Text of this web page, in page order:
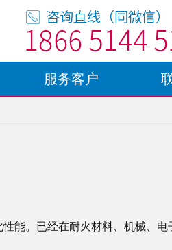
服务客户
能。已经在耐火材料、机械、电